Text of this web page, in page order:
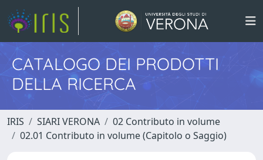
CATALOGO DEI PRODOTTI
DELLA RICERCA
IRIS SIARI VERONA
02 Contributo in volume
02.01 Contributo in volume (Capitolo o Saggio)